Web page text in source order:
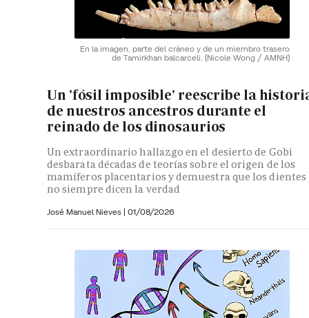
En la imagen, parte del cráneo y de un miembro trasero
de Tamirkhan balcarceli. (Nicole Wong / AMNH)
Un 'fósil imposible' reescribe la
de nuestros ancestros durante el
reinado de los dinosaurios
Un extraordinario hallazgo en el desierto de Gobi
desbarata décadas de teorías sobre el origen de los
mamíferos placentarios y demuestra que los dientes
no siempre dicen la verdad
José Manuel Nieves | 01/08/2026